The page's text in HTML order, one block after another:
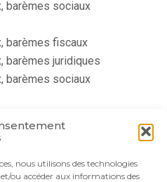
nous utilisons des technologies
ou accéder aux informations des
barèmes sociaux
barèmes fiscaux
barèmes juridiques
barèmes sociaux